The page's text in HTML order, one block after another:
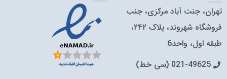
تهران، جنت آباد مرکزی، جنب
فروشگاه شهروند، پلاک ۲۴۲،
طبقه اول، واحد6
021-49625 (سی خط)